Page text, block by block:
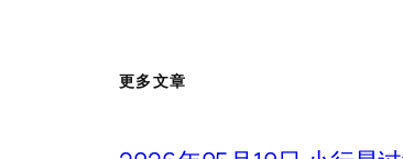
更多文章